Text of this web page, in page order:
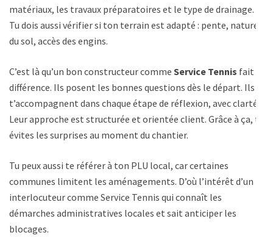
matériaux, les travaux préparatoires et le type de drainage.
Tu dois aussi vérifier si ton terrain est adapté : pente, nature
du sol, accès des engins.
C’est là qu’un bon constructeur comme Service Tennis fait la
différence. Ils posent les bonnes questions dès le départ. Ils
t’accompagnent dans chaque étape de réflexion, avec clarté.
Leur approche est structurée et orientée client. Grâce à ça, tu
évites les surprises au moment du chantier.
Tu peux aussi te référer à ton PLU local, car certaines
communes limitent les aménagements. D’où l’intérêt d’un
interlocuteur comme Service Tennis qui connaît les
démarches administratives locales et sait anticiper les
blocages.